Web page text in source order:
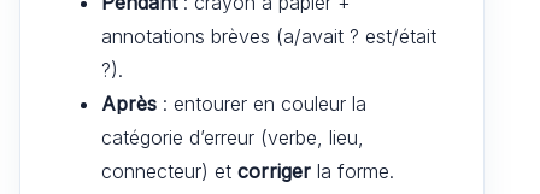
annotations brèves (a/avait ? est/était
?).
Après : entourer en couleur la
catégorie d’erreur (verbe, lieu,
connecteur) et corriger la forme.